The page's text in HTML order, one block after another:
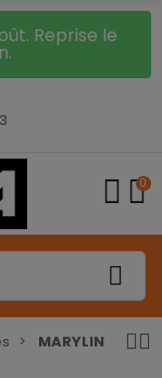
Reprise le
0
MARYLIN